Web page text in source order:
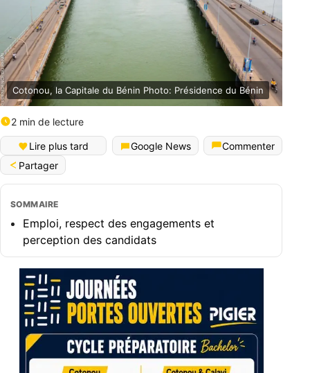
Cotonou, la Capitale du Bénin Photo: Présidence du Bénin
2 min de lecture
Lire plus tard Google News
Commenter
Partager
SOMMAIRE
Emploi, respect des engagements et
perception des candidats